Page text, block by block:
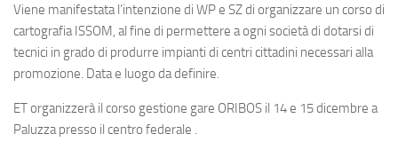
Viene manifestata l’intenzione di WPe SZdi organizzare un corso di
cartografia ISSOM, al fine di permettere a ogni società di dotarsi di
tecnici in grado di produrre impianti di centri cittadini necessari alla
promozione. Data e luogo da definire.
ETorganizzerà il corso gestione gare ORIBOS il 14 e 15 dicembre a
Paluzza presso il centro federale .